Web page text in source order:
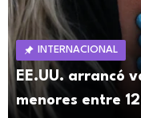
INTERNACIONAL
EE.UU. arrancó
menores entre